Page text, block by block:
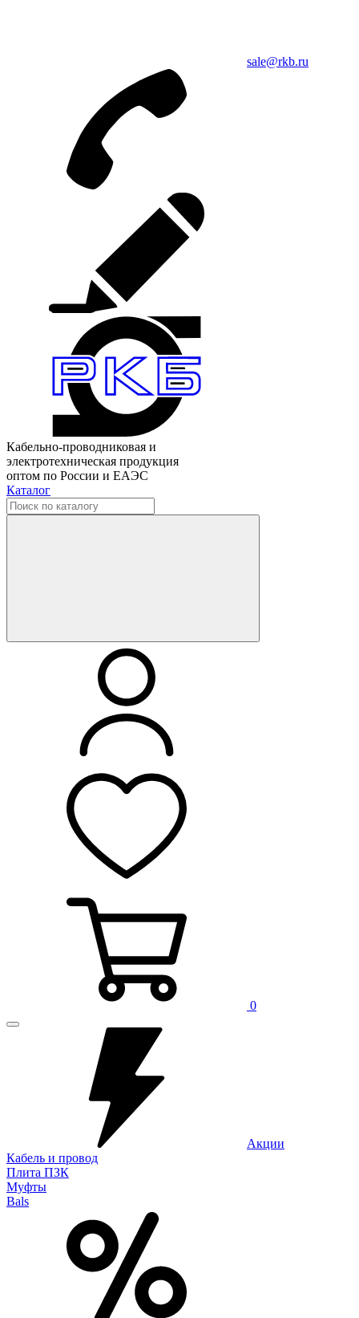
sale@rkb.ru
Кабельно-проводниковая и
электротехническая продукция
оптом по России и ЕАЭС
Каталог
0
Акции
Кабель и провод
Плита ПЗК
Муфты
Bals